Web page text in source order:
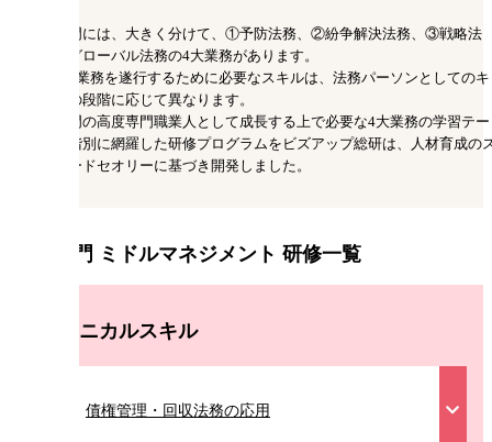
法務部門には、大きく分けて、①予防法務、②紛争解決法務、③戦略法
務、④グローバル法務の4大業務があります。
その4大業務を遂行するために必要なスキルは、法務パーソンとしてのキ
ャリアの段階に応じて異なります。
法務部門の高度専門職業人として成長する上で必要な4大業務の学習テー
マを職階別に網羅した研修プログラムをビズアップ総研は、人材育成の
タンダードセオリーに基づき開発しました。
法務部門 ミドルマネジメント 研修一覧
テクニカルスキル
債権管理・回収法務の応用